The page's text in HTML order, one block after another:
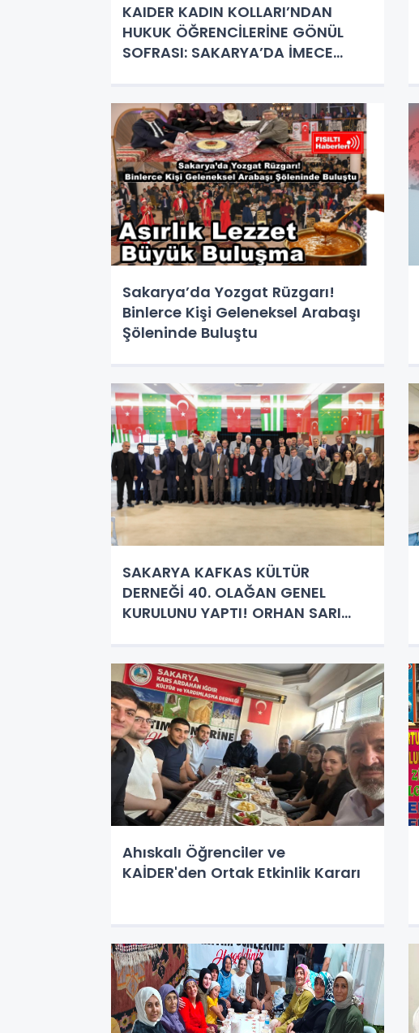
KAIDER KADIN KOLLARI’NDAN
HUKUK ÖĞRENCİLERİNE GÖNÜL
SOFRASI: SAKARYA’DA İMECE
Sakarya’da Yozgat Rüzgarı!
Binlerce Kişi Geleneksel Arabaşı
Şöleninde Buluştu
SAKARYA KAFKAS KÜLTÜR
DERNEĞİ 40. OLAĞAN GENEL
KURULUNU YAPTI! ORHAN SARI
Ahıskalı Öğrenciler ve
KAİDER'den Ortak Etkinlik Kararı